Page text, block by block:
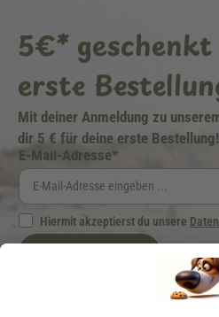
5€*
erste
Mit deiner Anmeldung zu
dir 5 € für deine erste Bestellung!
E-Mail-Adresse*
Hiermit akzeptierst du unsere
Ich möchte regelmäßig von der Schecker
E-Mail informiert werden. Diese Einwilligung